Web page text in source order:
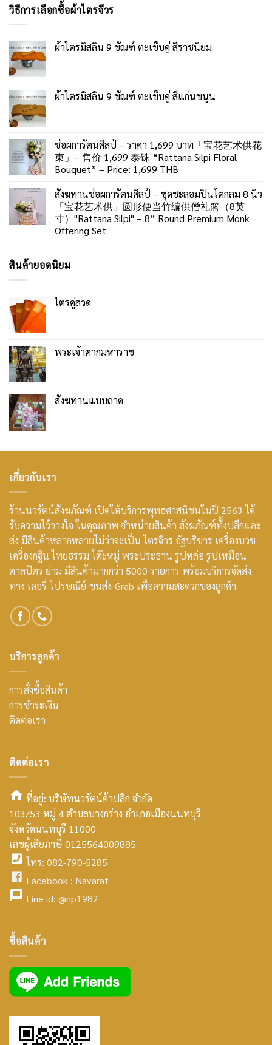
วิธีการเลือกซื้อผ้าไตรจีวร
ผ้าไตรมิสลิน 9 ขัณฑ์ ตะเข็บคู่ สีราชนิยม
ผ้าไตรมิสลิน 9 ขัณฑ์ ตะเข็บคู่ สีแก่นขนุน
ช่อผการัตนศิลป์ – ราคา 1,699 บาท「宝花艺术供花
束」– 售价 1,699 泰铢 “Rattana Silpi Floral
Bouquet” – Price: 1,699 THB
สังฆทานช่อผการัตนศิลป์ – ชุดชะลอมปิ่นโตกลม 8 นิ้ว
「宝花艺术供」圆形便当竹编供僧礼篮（8英
寸）"Rattana Silpi" – 8” Round Premium Monk
Offering Set
สินค้ายอดนิยม
ไตรคู่สวด
พระเจ้าตากมหาราช
สังฆทานแบบถาด
เกี่ยวกับเรา
ร้านนวรัตน์สังฆภัณฑ์ เปิดให้บริการพุทธศาสนิชนในปี 2563 ได้
รับความไว้วางใจ ในคุณภาพ จำหน่ายสินค้า สังฆภัณฑ์ทั้งปลีกและ
ส่ง มีสินค้าหลากหลายไม่ว่าจะเป็น ไตรจีวร อัฐบริขาร เครื่องบวช
เครื่องกฐิน ไทยธรรม โต๊ะหมู่ พระประธาน รูปหล่อ รูปเหมือน
ตาลปัตร ย่าม มีสินค้ามากกว่า 5000 รายการ พร้อมบริการจัดส่ง
ทาง เคอรี่-ไปรษณีย์-ขนส่ง-Grab เพื่อความสะดวกของลูกค้า
บริการลูกค้า
การสั่งซื้อสินค้า
การชำระเงิน
ติดต่อเรา
ติดต่อเรา
smt2
home
icon
ที่อยู่: บริษัทนวรัตน์ค้าปลีก จำกัด
103/53 หมู่ 4 ตำบลบางกร่าง อำเภอเมืองนนทบุรี
จังหวัดนนทบุรี 11000
เลขผู้เสียภาษี 0125564009885
facebook
icon
โทร: 082-790-5285
facebook
Facebook : Navarat
icon
Line id: @np1982
ซื้อสินค้า